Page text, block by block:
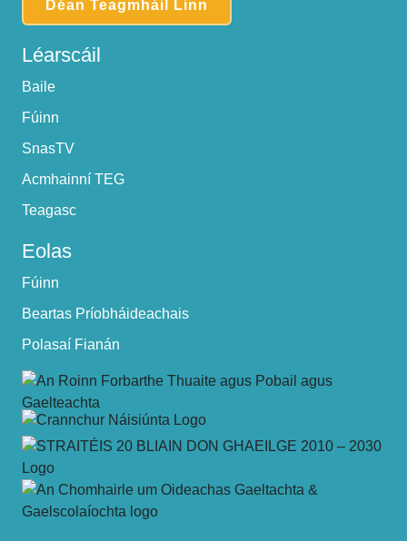
Déan Teagmháil Linn
Léarscáil
Baile
Fúinn
SnasTV
Acmhainní TEG
Teagasc
Eolas
Fúinn
Beartas Príobháideachais
Polasaí Fianán